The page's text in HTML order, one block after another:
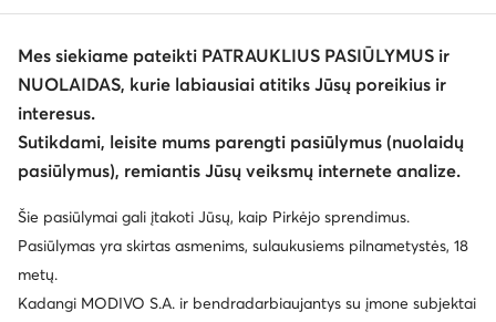
Klientų aptarnavimas
Apie mus
Mes siekiame pateikti PATRAUKLIUS PASIŪLYMUS ir
NUOLAIDAS, kurie labiausiai atitiks Jūsų poreikius ir
interesus.
Sutikdami, leisite mums parengti pasiūlymus (nuolaidų
pasiūlymus), remiantis Jūsų veiksmų internete analize.
Šie pasiūlymai gali įtakoti Jūsų, kaip Pirkėjo sprendimus.
Pasiūlymas yra skirtas asmenims, sulaukusiems pilnametystės, 18
metų.
Kadangi MODIVO S.A. ir bendradarbiaujantys su įmone subjektai